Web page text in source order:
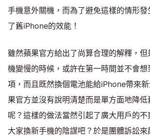
手機意外關機，而為了避免這樣的情形
了舊iPhone的效能！
雖然蘋果官方給出了尚算合理的解釋，
機變慢的時候，或許在第一時間並不會
項，而且既然換個電池能給iPhone帶來
果官方並沒有說明清楚而是單方面地降
呢？這樣的做法當然引起了廣大用戶的
大家換新手機的陰謀吧？於是團體訴訟